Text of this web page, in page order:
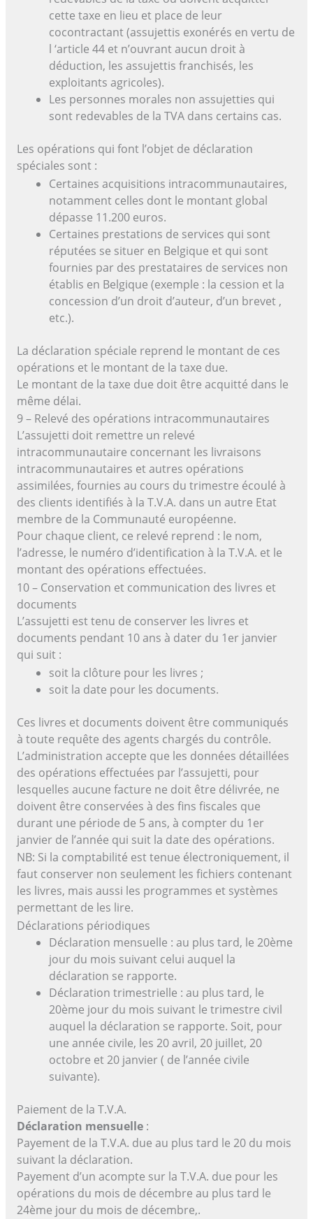
cette taxe en lieu et place de leur
cocontractant (assujettis exonérés en vertu de
l ‘article 44 et n’ouvrant aucun droit à
déduction, les assujettis franchisés, les
exploitants agricoles).
Les personnes morales non assujetties qui
sont redevables de la TVA dans certains cas.
Les opérations qui font l’objet de déclaration
spéciales sont :
Certaines acquisitions intracommunautaires,
notamment celles dont le montant global
dépasse 11.200 euros.
Certaines prestations de services qui sont
réputées se situer en Belgique et qui sont
fournies par des prestataires de services non
établis en Belgique (exemple : la cession et la
concession d’un droit d’auteur, d’un brevet ,
etc.).
La déclaration spéciale reprend le montant de ces
opérations et le montant de la taxe due.
Le montant de la taxe due doit être acquitté dans le
même délai.
9 – Relevé des opérations intracommunautaires
L’assujetti doit remettre un relevé
intracommunautaire concernant les livraisons
intracommunautaires et autres opérations
assimilées, fournies au cours du trimestre écoulé à
des clients identifiés à la T.V.A. dans un autre Etat
membre de la Communauté européenne.
Pour chaque client, ce relevé reprend : le nom,
l’adresse, le numéro d’identification à la T.V.A. et le
montant des opérations effectuées.
10 – Conservation et communication des livres et
documents
L’assujetti est tenu de conserver les livres et
documents pendant 10 ans à dater du 1er janvier
qui suit :
soit la clôture pour les livres ;
soit la date pour les documents.
Ces livres et documents doivent être communiqués
à toute requête des agents chargés du contrôle.
L’administration accepte que les données détaillées
des opérations effectuées par l’assujetti, pour
lesquelles aucune facture ne doit être délivrée, ne
doivent être conservées à des fins fiscales que
durant une période de 5 ans, à compter du 1er
janvier de l’année qui suit la date des opérations.
NB: Si la comptabilité est tenue électroniquement, il
faut conserver non seulement les fichiers contenant
les livres, mais aussi les programmes et systèmes
permettant de les lire.
Déclarations périodiques
Déclaration mensuelle : au plus tard, le 20ème
jour du mois suivant celui auquel la
déclaration se rapporte.
Déclaration trimestrielle : au plus tard, le
20ème jour du mois suivant le trimestre civil
auquel la déclaration se rapporte. Soit, pour
une année civile, les 20 avril, 20 juillet, 20
octobre et 20 janvier ( de l’année civile
suivante).
Paiement de la T.V.A.
Déclaration mensuelle:
Payement de la T.V.A. due au plus tard le 20 du mois
suivant la déclaration.
Payement d’un acompte sur la T.V.A. due pour les
opérations du mois de décembre au plus tard le
24ème jour du mois de décembre,.